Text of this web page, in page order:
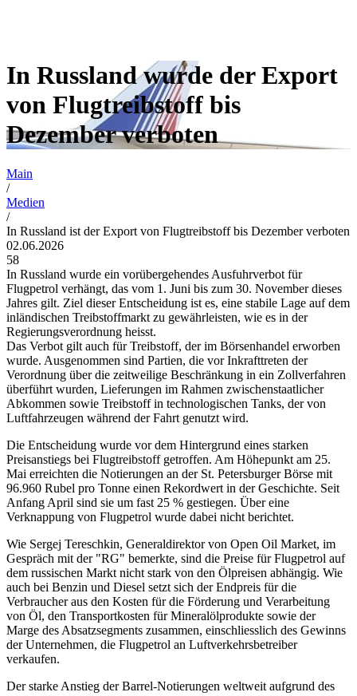
In Russland wurde der Export
von Flugtreibstoff bis
Dezember verboten
Main
/
Medien
/
In Russland ist der Export von Flugtreibstoff bis Dezember verboten
02.06.2026
58
In Russland wurde ein vorübergehendes Ausfuhrverbot für
Flugpetrol verhängt, das vom 1. Juni bis zum 30. November dieses
Jahres gilt. Ziel dieser Entscheidung ist es, eine stabile Lage auf dem
inländischen Treibstoffmarkt zu gewährleisten, wie es in der
Regierungsverordnung heisst.
Das Verbot gilt auch für Treibstoff, der im Börsenhandel erworben
wurde. Ausgenommen sind Partien, die vor Inkrafttreten der
Verordnung über die zeitweilige Beschränkung in ein Zollverfahren
überführt wurden, Lieferungen im Rahmen zwischenstaatlicher
Abkommen sowie Treibstoff in technologischen Tanks, der von
Luftfahrzeugen während der Fahrt genutzt wird.
Die Entscheidung wurde vor dem Hintergrund eines starken
Preisanstiegs bei Flugtreibstoff getroffen. Am Höhepunkt am 25.
Mai erreichten die Notierungen an der St. Petersburger Börse mit
96.960 Rubel pro Tonne einen Rekordwert in der Geschichte. Seit
Anfang April sind sie um fast 25 % gestiegen. Über eine
Verknappung von Flugpetrol wurde dabei nicht berichtet.
Wie Sergej Tereschkin, Generaldirektor von Open Oil Market, im
Gespräch mit der "RG" bemerkte, sind die Preise für Flugpetrol auf
dem russischen Markt nicht stark von den Ölpreisen abhängig. Wie
auch bei Benzin und Diesel setzt sich der Endpreis für die
Verbraucher aus den Kosten für die Förderung und Verarbeitung
von Öl, den Transportkosten für Mineralölprodukte sowie der
Marge des Absatzsegments zusammen, einschliesslich des Gewinns
der Unternehmen, die Flugpetrol an Luftverkehrsbetreiber
verkaufen.
Der starke Anstieg der Barrel-Notierungen weltweit aufgrund des